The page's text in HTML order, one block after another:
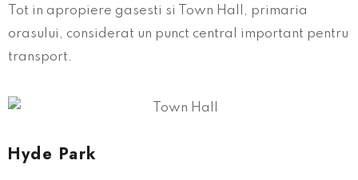
Tot in apropiere gasesti si Town Hall, primaria
orasului, considerat un punct central important pentru
transport.
Hyde Park